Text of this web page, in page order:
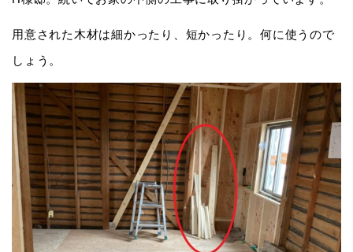
用意された木材は細かったり、短かったり。何に使うので
しょう。